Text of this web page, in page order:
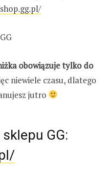
obowiązuje tylko do
niewiele czasu, dlatego
jutro
GG: